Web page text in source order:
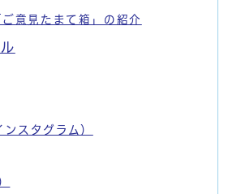
ご意見たまて箱」の紹介
スタグラム）